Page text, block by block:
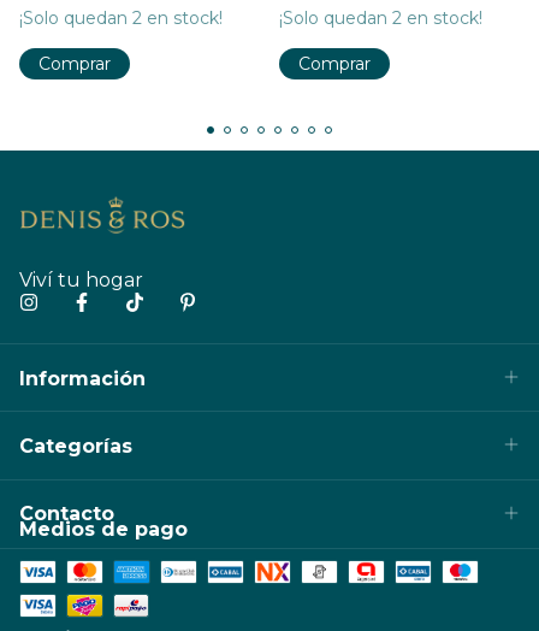
¡Solo quedan 2 en stock!
¡Solo quedan 2 en stock!
Viví tu hogar
Información
Categorías
Contacto
Medios de pago